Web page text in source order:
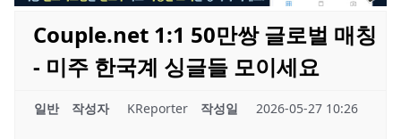
Couple.net 1:1 50만쌍 글로벌 매칭
- 미주 한국계 싱글들 모이세요
일반 작성자 KReporter 작성일 2026-05-27 10:26